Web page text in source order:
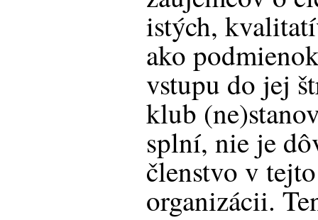
istých,
ako
vstupu do jej
klub
splní, nie je
členstvo v
organizácii.